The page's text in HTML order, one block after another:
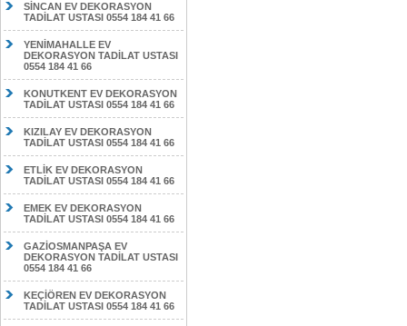
SİNCAN EV DEKORASYON
TADİLAT USTASI 0554 184 41 66
YENİMAHALLE EV
DEKORASYON TADİLAT USTASI
0554 184 41 66
KONUTKENT EV DEKORASYON
TADİLAT USTASI 0554 184 41 66
KIZILAY EV DEKORASYON
TADİLAT USTASI 0554 184 41 66
ETLİK EV DEKORASYON
TADİLAT USTASI 0554 184 41 66
EMEK EV DEKORASYON
TADİLAT USTASI 0554 184 41 66
GAZİOSMANPAŞA EV
DEKORASYON TADİLAT USTASI
0554 184 41 66
KEÇİÖREN EV DEKORASYON
TADİLAT USTASI 0554 184 41 66